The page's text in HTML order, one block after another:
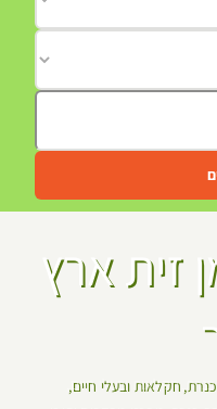
זית ארץ
חקלאות ובעלי חיים